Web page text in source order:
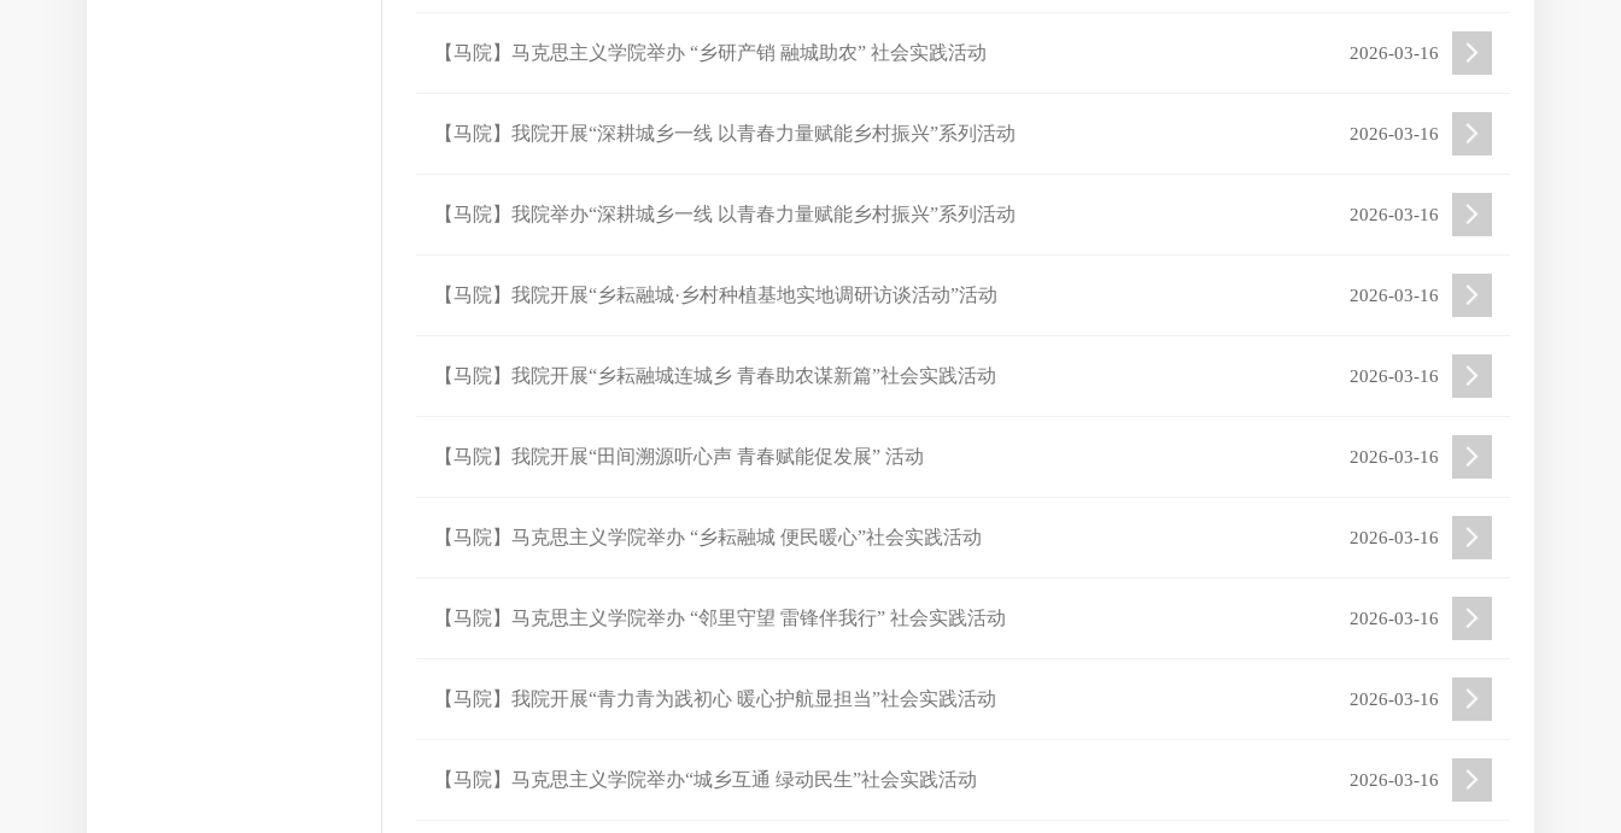
【马院】马克思主义学院举办 “乡研产销 融城助农” 社会实践活动 2026-03-16
【马院】我院开展“深耕城乡一线 以青春力量赋能乡村振兴”系列活动 2026-03-16
【马院】我院举办“深耕城乡一线 以青春力量赋能乡村振兴”系列活动 2026-03-16
【马院】我院开展“乡耘融城·乡村种植基地实地调研访谈活动”活动 2026-03-16
【马院】我院开展“乡耘融城连城乡 青春助农谋新篇”社会实践活动 2026-03-16
【马院】我院开展“田间溯源听心声 青春赋能促发展” 活动 2026-03-16
【马院】马克思主义学院举办 “乡耘融城 便民暖心”社会实践活动 2026-03-16
【马院】马克思主义学院举办 “邻里守望 雷锋伴我行” 社会实践活动 2026-03-16
【马院】我院开展“青力青为践初心 暖心护航显担当”社会实践活动 2026-03-16
【马院】马克思主义学院举办“城乡互通 绿动民生”社会实践活动 2026-03-16